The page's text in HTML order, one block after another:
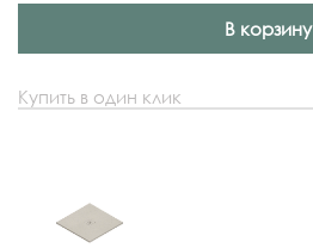
В корзину
Купить в один клик